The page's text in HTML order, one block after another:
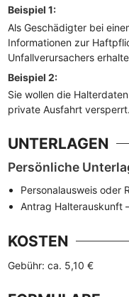
Beispiel 1:
Als Geschädigter bei
Informationen zur
Unfallverursachers
Beispiel 2:
Sie wollen die
private Ausfahrt versperrt.
UNTERLAGEN
Persönliche
Personalausweis oder
Antrag Halterauskunft
KOSTEN
Gebühr: ca. 5,10 €